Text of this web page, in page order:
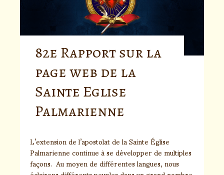
82e Rapport sur la
page web de la
Sainte Eglise
Palmarienne
L’extension de l’apostolat de la Sainte Église
Palmarienne continue à se développer de multiples
façons. Au moyen de différentes langues, nous